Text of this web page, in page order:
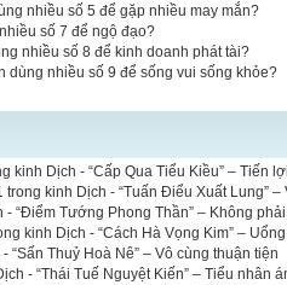
nhiều số 5 để gặp nhiều may mắn?
số 7 để ngộ đạo?
nhiều số 8 để kinh doanh phát tài?
dùng nhiều số 9 để sống vui sống khỏe?
kinh Dịch - “Cấp Qua Tiểu Kiều” – Tiến
kinh Dịch - “Tuấn Điểu Xuất Lung” –
“Điểm Tướng Phong Thần” – Không
kinh Dịch - “Cách Hà Vọng Kim” –
Thuỷ Hoà Nê” – Vô cùng thuận tiện
- “Thái Tuế Nguyệt Kiến” – Tiểu nhân